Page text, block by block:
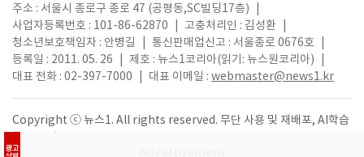
광고
주소 : 서울시 종로구 종로 47 (공평동,SC빌딩17층)
사업자등록번호 : 101-86-62870
고충처리인 : 김성환
청소년보호책임자 : 안병길
통신판매업신고 : 서울종로 0676호
등록일 : 2011. 05. 26
제호 : 뉴스1코리아(읽기: 뉴스원코리아)
대표 전화 : 02-397-7000
대표 이메일 : webmaster@news1.kr
Copyright ⓒ 뉴스1. All rights reserved. 무단 사용 및 재배포, AI학습